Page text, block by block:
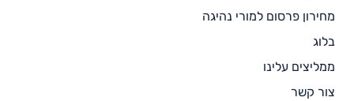
מחירון פרסום למורי נהיגה
בלוג
ממליצים עלינו
צור קשר